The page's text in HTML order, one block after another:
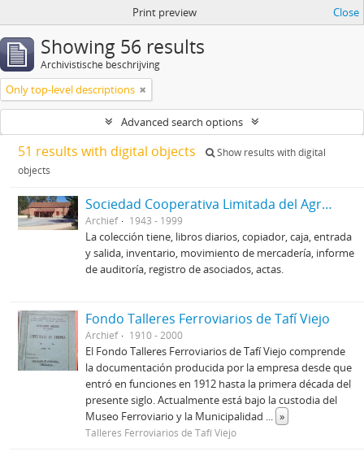
Print preview Close
Showing 56 results
Archivistische beschrijving
Only top-level descriptions
Advanced search options
51 results with digital objects
Show results with digital
objects
Sociedad Cooperativa Limitada del Agro Brinkmanense
Archief 1943 - 1999
La colección tiene, libros diarios, copiador, caja, entrada
y salida, inventario, movimiento de mercadería, informe
de auditoría, registro de asociados, actas.
Fondo Talleres Ferroviarios de Tafí Viejo
Archief 1910 - 2000
El Fondo Talleres Ferroviarios de Tafí Viejo comprende
la documentación producida por la empresa desde que
entró en funciones en 1912 hasta la primera década del
presente siglo. Actualmente está bajo la custodia del
Museo Ferroviario y la Municipalidad ... »
Talleres Ferroviarios de Tafí Viejo